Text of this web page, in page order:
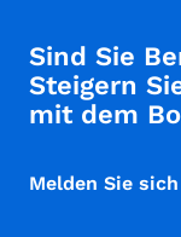
Sind Sie
Steigern
mit dem
Melden Sie